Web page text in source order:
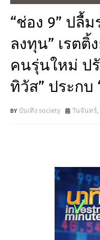
“ช่อง 9” ปลื้
ลงทุน” เรตติ้
คนรุ่นใหม่ ป
ทิวัส” ประกบ
บันเทิง society วันจันทร์,